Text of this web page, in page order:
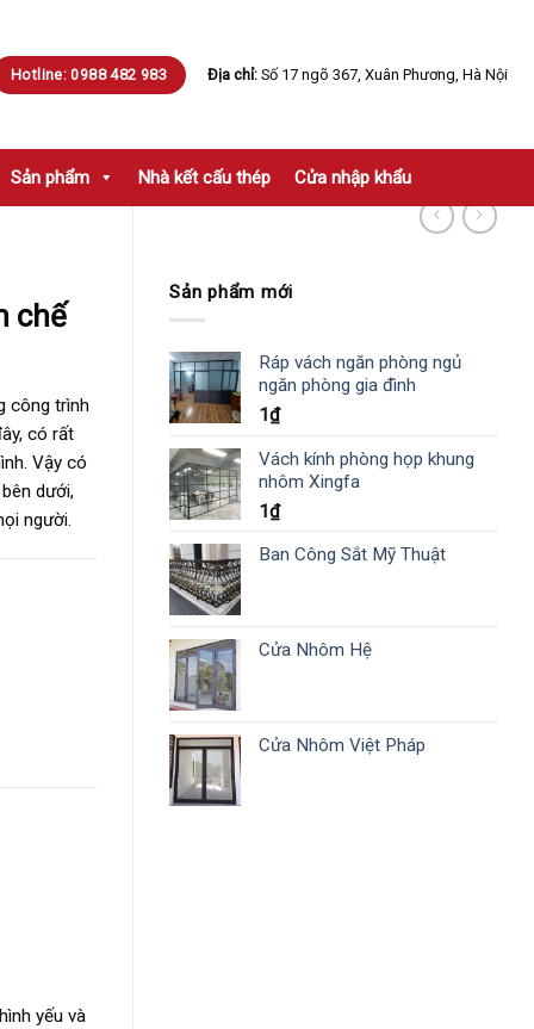
Hotline: 0988 482 983 Địa chỉ: Số 17 ngõ 367, Xuân Phương, Hà Nội
Sản phẩm Nhà kết cấu thép Cửa nhập khẩu
Sản phẩm mới
Ráp vách ngăn phòng ngủ
ngăn phòng gia đình
1₫
Vách kính phòng họp khung
nhôm Xingfa
1₫
Ban Công Sắt Mỹ Thuật
Cửa Nhôm Hệ
Cửa Nhôm Việt Pháp
chế
công trình
có rất
Vậy có
dưới,
người.
yếu và